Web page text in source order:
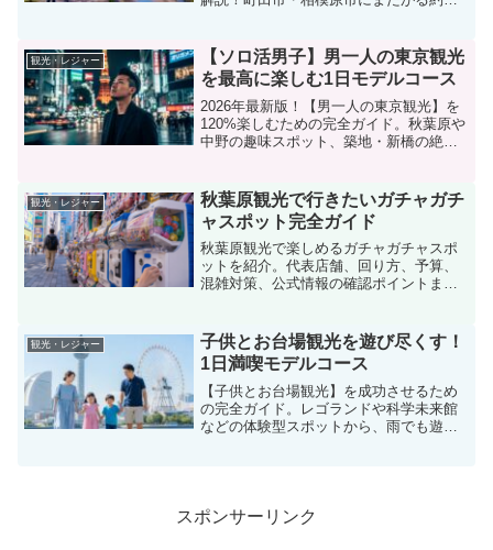
スポット情報も満載です。駐車場やバス
路線の詳細、開花時期、歴史的背景ま
で、お花見前にチェックしたい情報を凝
縮！
観光・レジャー
【ソロ活男子】男一人の東京観光
を最高に楽しむ1日モデルコース
2026年最新版！【男一人の東京観光】を
120%楽しむための完全ガイド。秋葉原や
中野の趣味スポット、築地・新橋の絶品
的な移動術や一人でも浮かない攻略法を
網羅しました。誰にも邪魔されない、自
分だけの自由な東京の歩き方を提案しま
す。
観光・レジャー
秋葉原観光で行きたいガチャガチ
ャスポット完全ガイド
秋葉原観光で楽しめるガチャガチャスポ
ットを紹介。代表店舗、回り方、予算、
混雑対策、公式情報の確認ポイントまで
観光・レジャー
子供とお台場観光を遊び尽くす！
1日満喫モデルコース
【子供とお台場観光】を成功させるため
の完全ガイド。レゴランドや科学未来館
などの体験型スポットから、雨でも遊べ
で最高の思い出を作る準備はここから！
スポンサーリンク